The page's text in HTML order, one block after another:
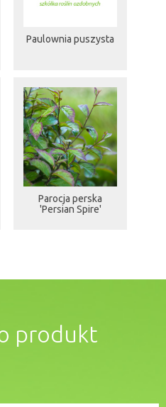
Paulownia puszysta
Parocja perska
'Persian Spire'
produkt